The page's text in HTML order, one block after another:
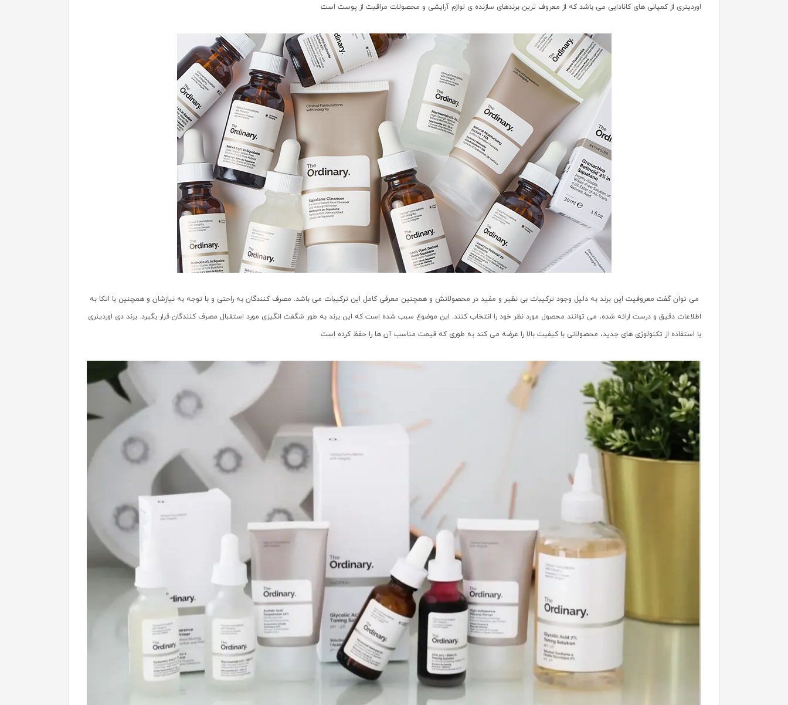
اوردینری از کمپانی های کانادایی می باشد که از معروف ترین برندهای سازنده ی لوازم آرایشی و محصولات مراقبت از پوست است
می توان گفت معروفیت این برند به دلیل وجود ترکیبات بی نظیر و مفید در محصولاتش و همچنین معرفی کامل این ترکیبات می باشد. مصرف کنندگان به راحتی و با توجه به نیازشان و همچنین با اتکا به
اطلاعات دقیق و درست ارائه شده، می توانند محصول مورد نظر خود را انتخاب کنند. این موضوع سبب شده است که این برند به طور شگفت انگیزی مورد استقبال مصرف کنندگان قرار بگیرد. برند دی اوردینری
با استفاده از تکنولوژی های جدید، محصولاتی با کیفیت بالا را عرضه می کند به طوری که قیمت مناسب آن ها را حفظ کرده است